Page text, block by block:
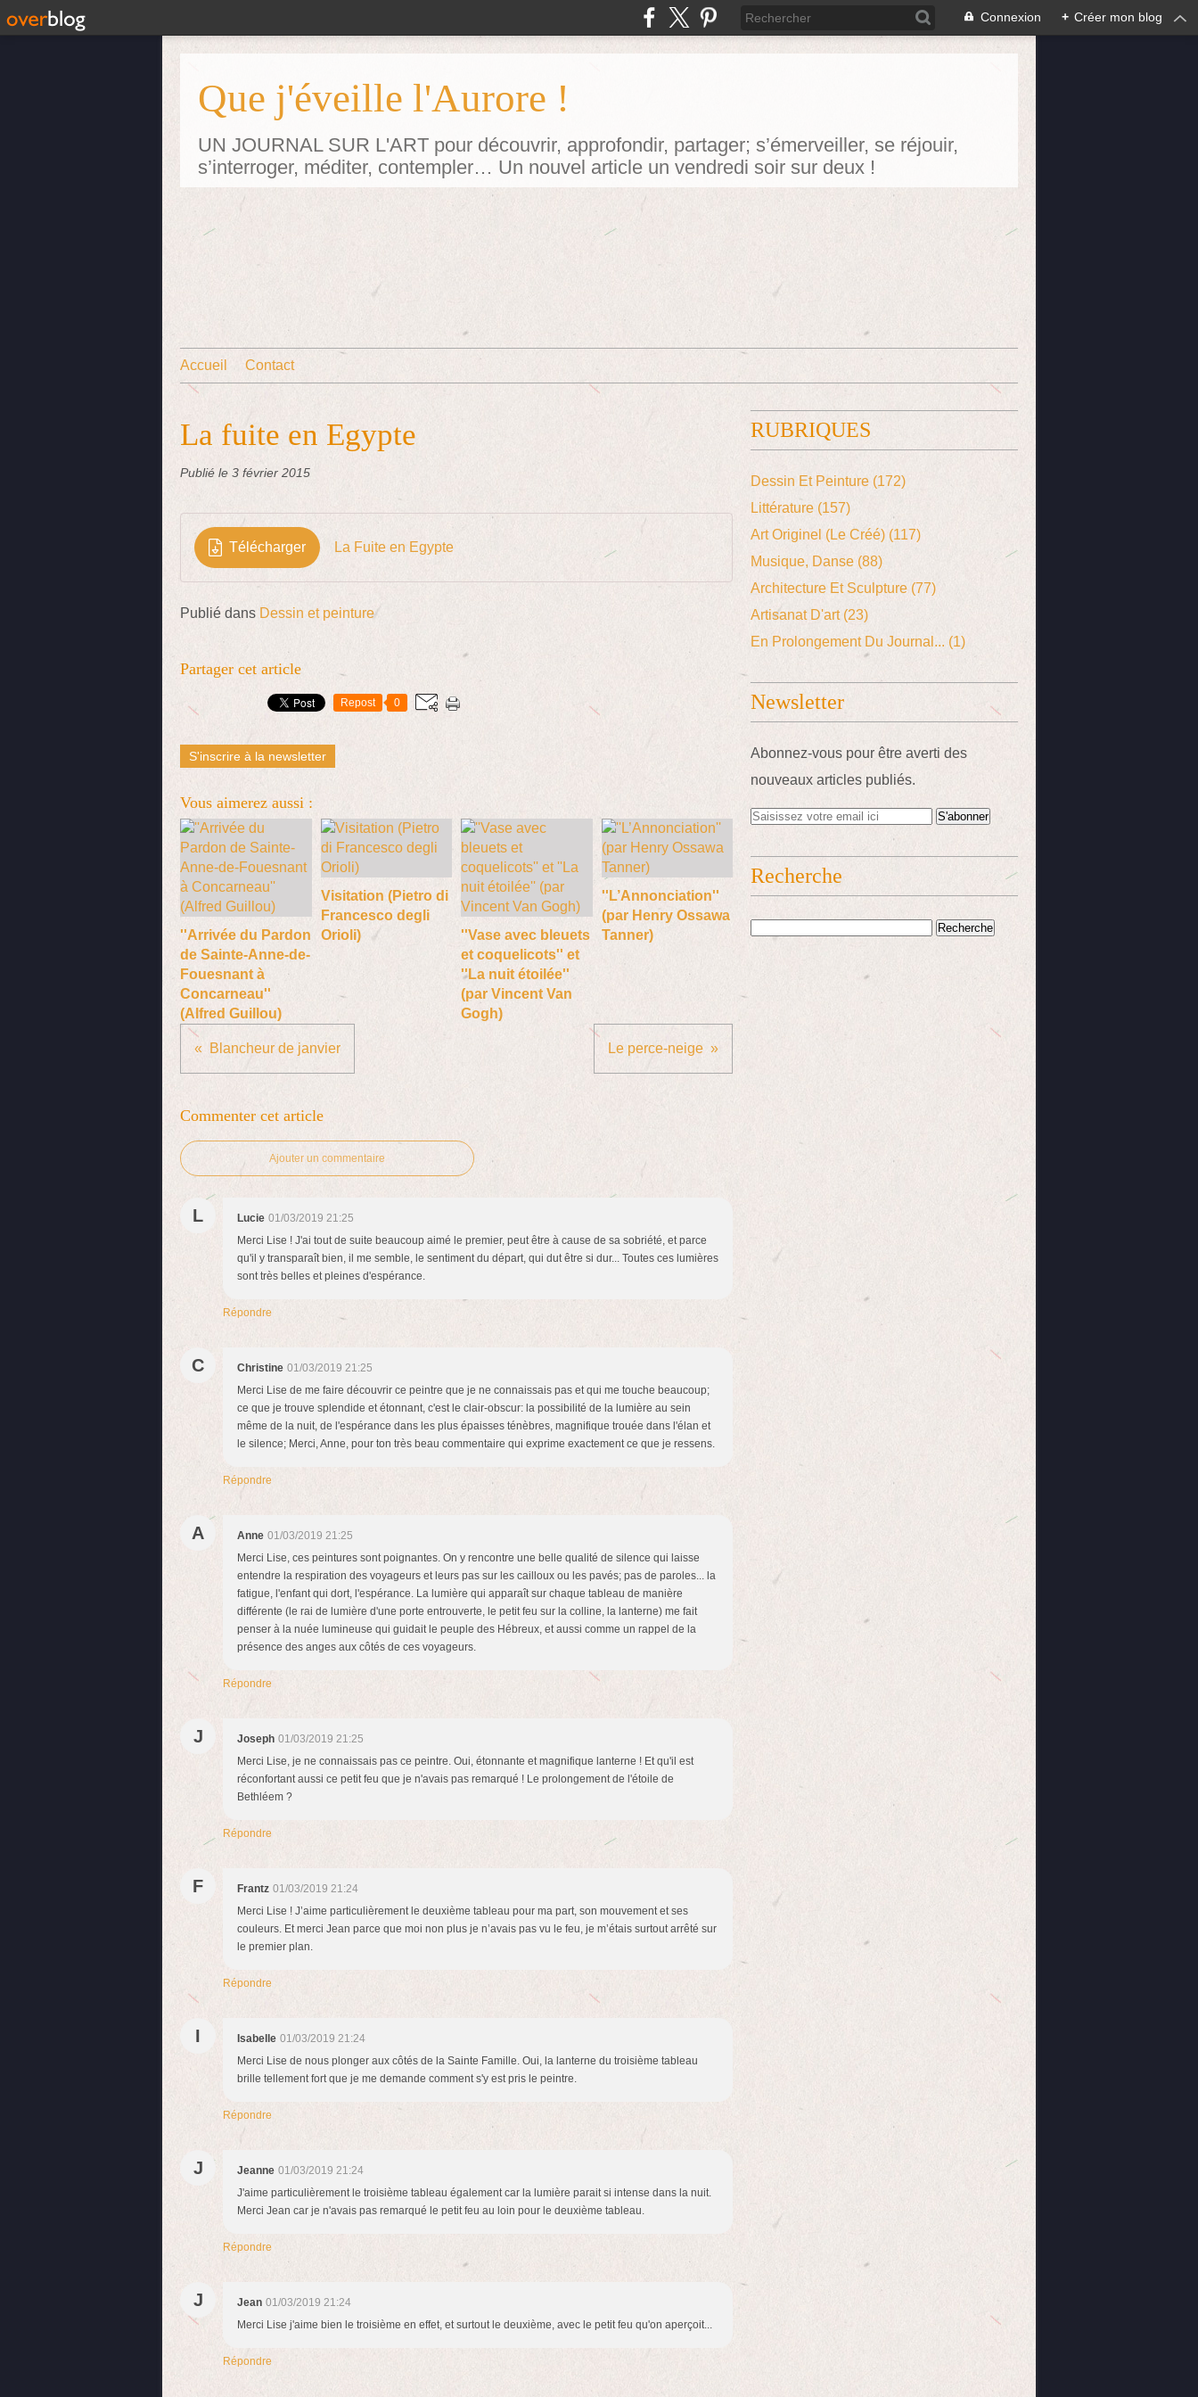
Connexion + Créer mon blog
Que j'éveille l'Aurore !
UN JOURNAL SUR L'ART pour découvrir, approfondir, partager; s’émerveiller, se réjouir,
s’interroger, méditer, contempler… Un nouvel article un vendredi soir sur deux !
Accueil Contact
La fuite en Egypte
Publié le 3 février 2015
Télécharger La Fuite en Egypte
Publié dans Dessin et peinture
Partager cet article
Repost 0
S'inscrire à la newsletter
Vous aimerez aussi :
''Arrivée du Pardon
de Sainte-Anne-de-
Fouesnant à
Concarneau''
(Alfred Guillou)
Visitation (Pietro di
Francesco degli
Orioli)
''Vase avec bleuets
et coquelicots'' et
''La nuit étoilée''
(par Vincent Van
Gogh)
''L’Annonciation''
(par Henry Ossawa
Tanner)
Blancheur de janvier Le perce-neige
Commenter cet article
Ajouter un commentaire
L Lucie 01/03/2019 21:25
Merci Lise ! J'ai tout de suite beaucoup aimé le premier, peut être à cause de sa sobriété, et parce
qu'il y transparaît bien, il me semble, le sentiment du départ, qui dut être si dur... Toutes ces lumières
sont très belles et pleines d'espérance.
Répondre
C Christine 01/03/2019 21:25
Merci Lise de me faire découvrir ce peintre que je ne connaissais pas et qui me touche beaucoup;
ce que je trouve splendide et étonnant, c'est le clair-obscur: la possibilité de la lumière au sein
même de la nuit, de l'espérance dans les plus épaisses ténèbres, magnifique trouée dans l'élan et
le silence; Merci, Anne, pour ton très beau commentaire qui exprime exactement ce que je ressens.
Répondre
A Anne 01/03/2019 21:25
Merci Lise, ces peintures sont poignantes. On y rencontre une belle qualité de silence qui laisse
entendre la respiration des voyageurs et leurs pas sur les cailloux ou les pavés; pas de paroles... la
fatigue, l'enfant qui dort, l'espérance. La lumière qui apparaît sur chaque tableau de manière
différente (le rai de lumière d'une porte entrouverte, le petit feu sur la colline, la lanterne) me fait
penser à la nuée lumineuse qui guidait le peuple des Hébreux, et aussi comme un rappel de la
présence des anges aux côtés de ces voyageurs.
Répondre
J Joseph 01/03/2019 21:25
Merci Lise, je ne connaissais pas ce peintre. Oui, étonnante et magnifique lanterne ! Et qu'il est
réconfortant aussi ce petit feu que je n'avais pas remarqué ! Le prolongement de l'étoile de
Bethléem ?
Répondre
F Frantz 01/03/2019 21:24
Merci Lise ! J’aime particulièrement le deuxième tableau pour ma part, son mouvement et ses
couleurs. Et merci Jean parce que moi non plus je n’avais pas vu le feu, je m’étais surtout arrêté sur
le premier plan.
Répondre
I Isabelle 01/03/2019 21:24
Merci Lise de nous plonger aux côtés de la Sainte Famille. Oui, la lanterne du troisième tableau
brille tellement fort que je me demande comment s'y est pris le peintre.
Répondre
J Jeanne 01/03/2019 21:24
J'aime particulièrement le troisième tableau également car la lumière parait si intense dans la nuit.
Merci Jean car je n'avais pas remarqué le petit feu au loin pour le deuxième tableau.
Répondre
J Jean 01/03/2019 21:24
Merci Lise j'aime bien le troisième en effet, et surtout le deuxième, avec le petit feu qu'on aperçoit...
Répondre
RUBRIQUES
Dessin Et Peinture (172)
Littérature (157)
Art Originel (le Créé) (117)
Musique, Danse (88)
Architecture Et Sculpture (77)
Artisanat D'art(23)
En Prolongement Du Journal... (1)
Newsletter
Abonnez-vous pour être averti des
nouveaux articles publiés.
Recherche